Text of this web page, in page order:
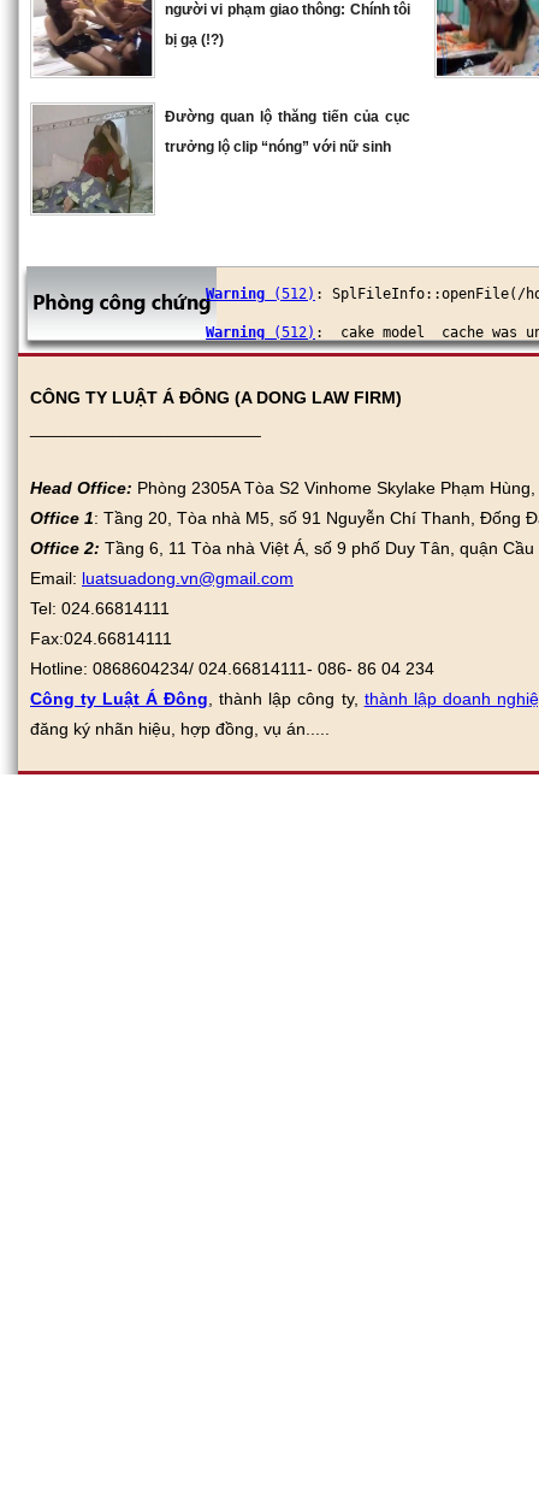
người vi phạm giao thông: Chính tôi
bị gạ (!?)
Đường quan lộ thăng tiến của cục
trưởng lộ clip “nóng” với nữ sinh
Warning (512) : SplFileInfo::openFile(/
Warning (512) : _cake_model_ cache
Warning : _cake_model_ cache
CÔNG TY LUẬT Á ĐÔNG (A DONG LAW FIRM)
Head Office: Phòng 2305A Tòa S2 Vinhome Skylake Phạm
Office 1: Tầng 20, Tòa nhà M5, số 91 Nguyễn Chí Thanh, Đống
Office 2: Tầng 6, 11 Tòa nhà Việt Á, số 9 phố Duy Tân, quận
Email: luatsuadong.vn@gmail.com
Tel: 024.66814111
Fax:024.66814111
Hotline: 0868604234/ 024.66814111- 086- 86 04 234
Công ty Luật Á Đông , thành lập công ty, thành lập doanh
đăng ký nhãn hiệu, hợp đồng, vụ án.....